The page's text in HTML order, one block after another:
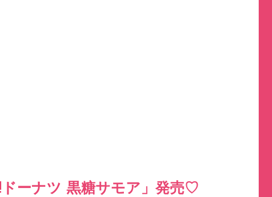
ドーナツ 黒糖サモア」発売♡